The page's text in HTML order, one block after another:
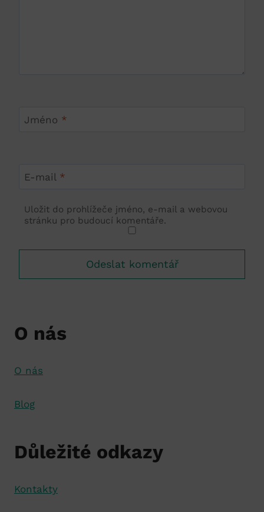
Jméno *
E-mail *
Uložit do prohlížeče jméno, e-mail a webovou
stránku pro budoucí komentáře.
O nás
O nás
Blog
Důležité odkazy
Kontakty